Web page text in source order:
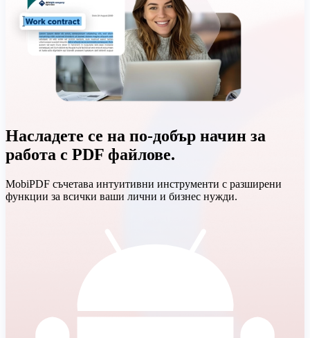
Насладете се на по-добър начин за
работа с PDF файлове.
MobiPDF съчетава интуитивни инструменти с разширени
функции за всички ваши лични и бизнес нужди.